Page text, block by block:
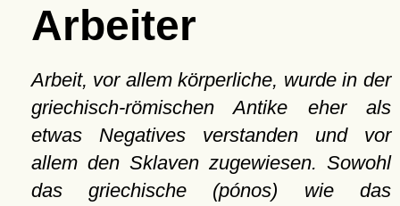
Arbeiter
Arbeit, vor allem körperliche, wurde in der
griechisch-römischen Antike eher als
etwas Negatives verstanden und vor
allem den Sklaven zugewiesen. Sowohl
das griechische (pónos) wie das